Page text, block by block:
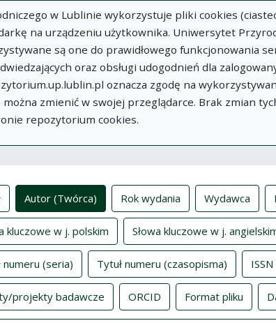
w Lublinie wykorzystuje pliki cookies
na urządzeniu użytkownika. Uniwersytet
są one do prawidłowego funkcjonowania
oraz obsługi udogodnień dla
oznacza zgodę na
zmienić w swojej przeglądarce. Brak zmian
repozytorium cookies.
w
Dodaj
publikację
O
Repozytorium
Autor (Twórca) Rok wydania Wydawca
kluczowe w j. polskim Słowa kluczowe w j.
numeru (seria) Tytuł numeru (czasopisma) ISSN
projekty badawcze ORCID Format pliku